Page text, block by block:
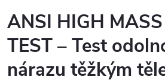
ANSI HIGH
TEST – Test
nárazu těžkým